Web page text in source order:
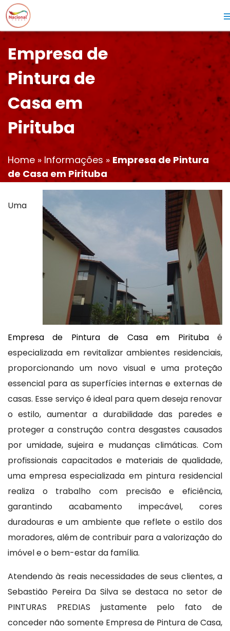
Empresa de
Pintura de
Casa em
Pirituba
Home » Informações » Empresa de Pintura
de Casa em Pirituba
Uma
Empresa de Pintura de Casa em Piritubaé
especializada em revitalizar ambientes residenciais,
proporcionando um novo visual e uma proteção
essencial para as superfícies internas e externas de
casas. Esse serviço é ideal para quem deseja renovar
o estilo, aumentar a durabilidade das paredes e
proteger a construção contra desgastes causados
por umidade, sujeira e mudanças climáticas. Com
profissionais capacitados e materiais de qualidade,
uma empresa especializada em pintura residencial
realiza o trabalho com precisão e eficiência,
garantindo acabamento impecável, cores
duradouras e um ambiente que reflete o estilo dos
moradores, além de contribuir para a valorização do
imóvel e o bem-estar da família.
Atendendo às reais necessidades de seus clientes, a
Sebastião Pereira Da Silva se destaca no setor de
PINTURAS PREDIAS justamente pelo fato de
conceder não somente Empresa de Pintura de Casa,